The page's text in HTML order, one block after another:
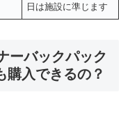
日は施設に準じます
ーバックパック
購入できるの？